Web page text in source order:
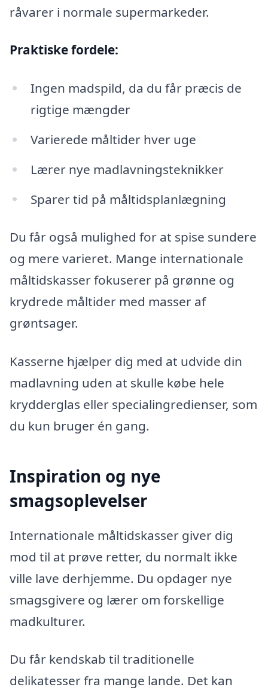
råvarer i normale supermarkeder.
Praktiske fordele:
Ingen madspild, da du får præcis de
rigtige mængder
Varierede måltider hver uge
Lærer nye madlavningsteknikker
Sparer tid på måltidsplanlægning
Du får også mulighed for at spise sundere
og mere varieret. Mange internationale
måltidskasser fokuserer på grønne og
krydrede måltider med masser af
grøntsager.
Kasserne hjælper dig med at udvide din
madlavning uden at skulle købe hele
krydderglas eller specialingredienser, som
du kun bruger én gang.
Inspiration og nye
smagsoplevelser
Internationale måltidskasser giver dig
mod til at prøve retter, du normalt ikke
ville lave derhjemme. Du opdager nye
smagsgivere og lærer om forskellige
madkulturer.
Du får kendskab til traditionelle
delikatesser fra mange lande. Det kan